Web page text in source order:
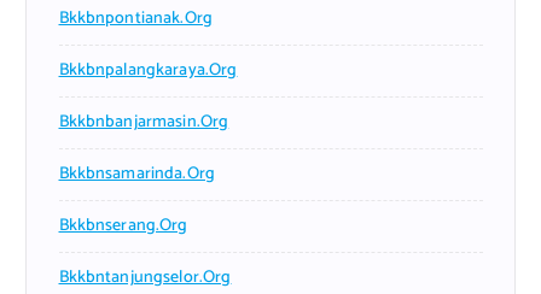
Bkkbnpontianak.org
Bkkbnpalangkaraya.org
Bkkbnbanjarmasin.org
Bkkbnsamarinda.org
Bkkbnserang.org
Bkkbntanjungselor.org